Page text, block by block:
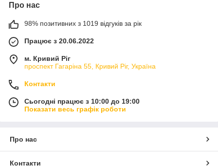
Про нас
98% позитивних з 1019 відгуків за рік
Працює з 20.06.2022
м. Кривий Ріг
проспект Гагаріна 55, Кривий Ріг, Україна
Контакти
Сьогодні працює з 10:00 до 19:00
Показати весь графік роботи
Про нас
Контакти